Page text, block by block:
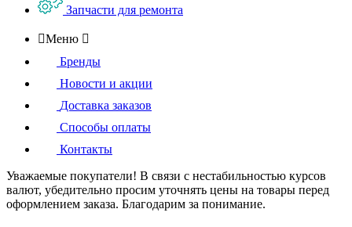
Запчасти для ремонта
Меню 
Бренды
Новости и акции
Доставка заказов
Способы оплаты
Контакты
Уважаемые покупатели! В связи с нестабильностью курсов
валют, убедительно просим уточнять цены на товары перед
оформлением заказа. Благодарим за понимание.